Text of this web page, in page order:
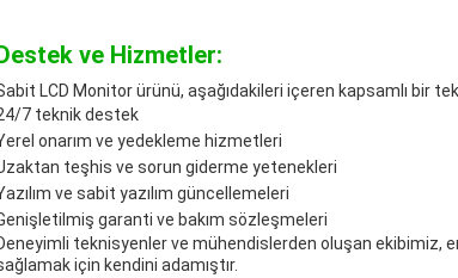
ve Hizmetler:
LCD Monitor ürünü, aşağıdakileri içeren kapsamlı bir
7 teknik destek
onarım ve yedekleme hizmetleri
teşhis ve sorun giderme yetenekleri
ve sabit yazılım güncellemeleri
garanti ve bakım sözleşmeleri
teknisyenler ve mühendislerden oluşan ekibimiz,
için kendini adamıştır.